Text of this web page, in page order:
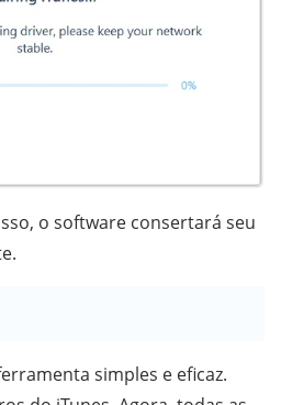
o software consertará seu
simples e eficaz.